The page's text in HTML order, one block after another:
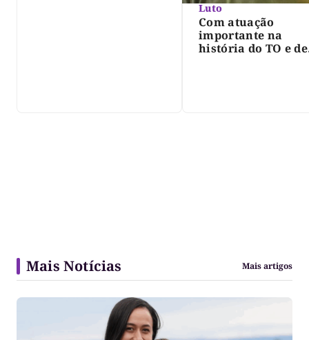
Luto
Com atuação
importante na
história do TO e de
Mais Notícias Mais artigos